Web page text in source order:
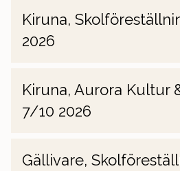
Kiruna,
2026
Kiruna, Aurora Kultur
7/10 2026
Gällivare,